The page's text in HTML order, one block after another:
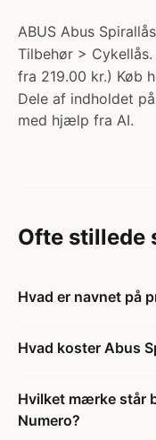
ABUS Abus
Tilbehør >
fra 219.00 kr.) Køb
Dele af indholdet
med hjælp fra AI.
Ofte stillede
Hvad er navnet på
Hvad koster Abus
Hvilket mærke står
Numero?